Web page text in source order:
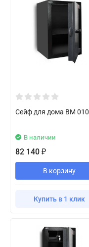
Сейф для дома BM 010
В наличии
82 140 ₽
В корзину
Купить в 1 клик